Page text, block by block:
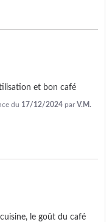
et bon café
du 17/12/2024 parV.M.
le goût du café